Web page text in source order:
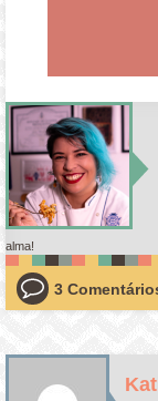
alma!
3